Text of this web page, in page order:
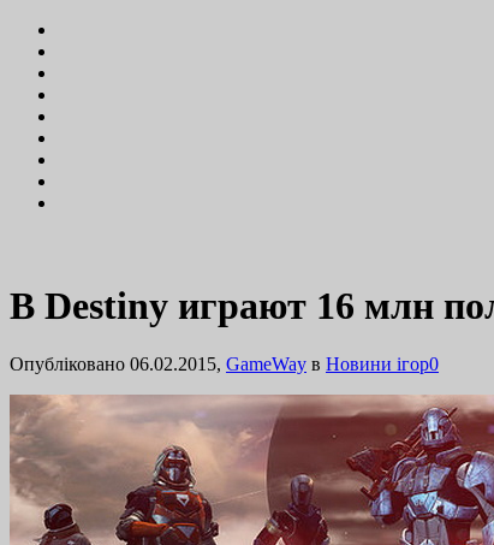
В Destiny играют 16 млн
Опубліковано 06.02.2015, GameWay в Новини ігор0